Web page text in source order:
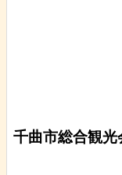
千曲市総合観光